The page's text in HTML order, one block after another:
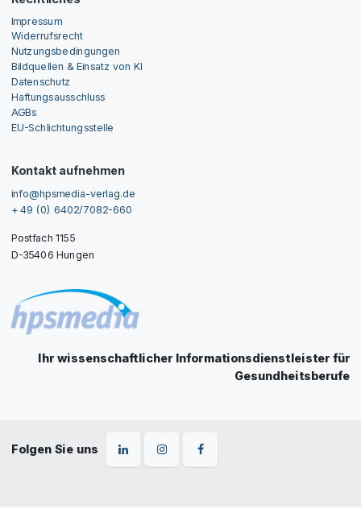
Impressum
Widerrufsrecht
Nutzungsbedingungen
Bildquellen & Einsatz von KI
Datenschutz
Haftungsausschluss
AGBs
EU-Schlichtungsstelle
Kontakt aufnehmen
info@hpsmedia-verlag.de
+ 49 (0) 6402/7082-660
Postfach 1155
D-35406 Hungen
Ihr wissenschaftlicher Informationsdienstleister für
Gesundheitsberufe
Folgen Sie uns